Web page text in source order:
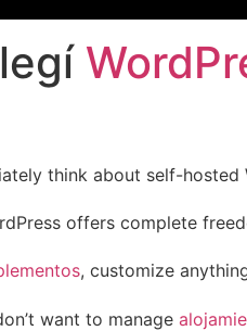
think about self-
offers complete
, customize
want to manage